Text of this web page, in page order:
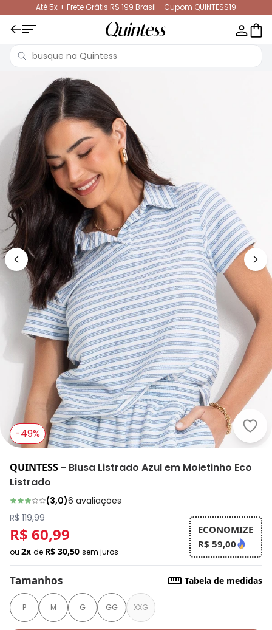
Até 5x + Frete Grátis R$ 199 Brasil - Cupom QUINTESS19
-49%
QUINTESS - Blusa Listrado Azul em Moletinho Eco
Listrado
(3,0)6 avaliações
R$ 119,99
R$ 60,99
ou 2x de R$ 30,50 sem juros
ECONOMIZE
R$ 59,00
Tamanhos Tabela de medidas
P M G GG XXG